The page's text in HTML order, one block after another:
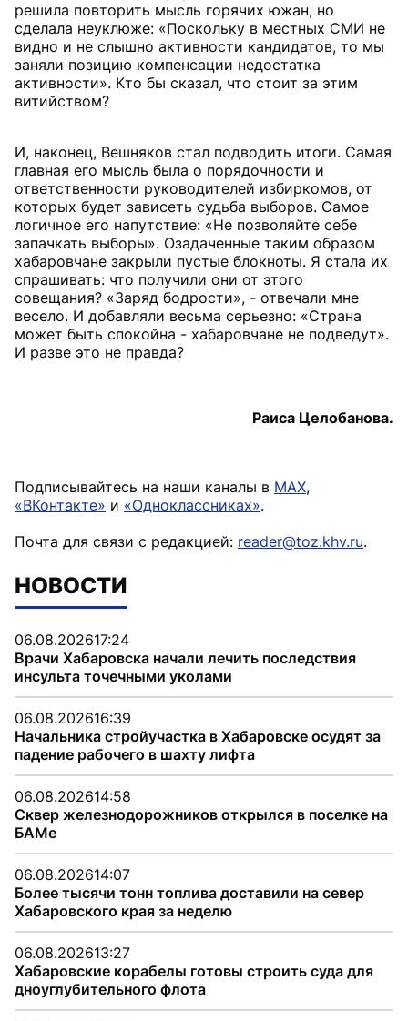
решила повторить мысль горячих южан, но
сделала неуклюже: «Поскольку в местных СМИ не
видно и не слышно активности кандидатов, то мы
заняли позицию компенсации недостатка
активности». Кто бы сказал, что стоит за этим
витийством?
И, наконец, Вешняков стал подводить итоги. Самая
главная его мысль была о порядочности и
ответственности руководителей избиркомов, от
которых будет зависеть судьба выборов. Самое
логичное его напутствие: «Не позволяйте себе
запачкать выборы». Озадаченные таким образом
хабаровчане закрыли пустые блокноты. Я стала их
спрашивать: что получили они от этого
совещания? «Заряд бодрости», - отвечали мне
весело. И добавляли весьма серьезно: «Страна
может быть спокойна - хабаровчане не подведут».
И разве это не правда?
Раиса Целобанова.
Подписывайтесь на наши каналы в MAX,
«ВКонтакте» и «Одноклассниках».
Почта для связи с редакцией: reader@toz.khv.ru.
НОВОСТИ
06.08.202617:24
Врачи Хабаровска начали лечить последствия
инсульта точечными уколами
06.08.202616:39
Начальника стройучастка в Хабаровске осудят за
падение рабочего в шахту лифта
06.08.202614:58
Сквер железнодорожников открылся в поселке на
БАМе
06.08.202614:07
Более тысячи тонн топлива доставили на север
Хабаровского края за неделю
06.08.202613:27
Хабаровские корабелы готовы строить суда для
дноуглубительного флота